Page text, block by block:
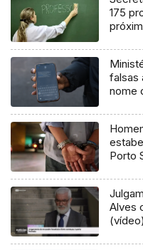
175
falsas
nome
Porto
Alves
(vídeo)